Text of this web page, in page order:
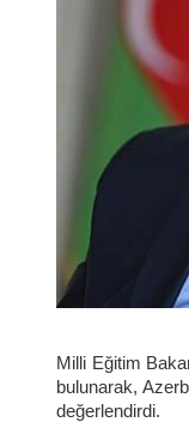
Milli Eğitim
bulunarak,
değerlendirdi.